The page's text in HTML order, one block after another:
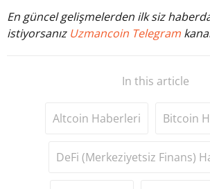
En güncel gelişmelerden ilk siz
istiyorsanız Uzmancoin Telegram
In this article
Altcoin Haberleri Bitcoin
DeFi (Merkeziyetsiz Finans)